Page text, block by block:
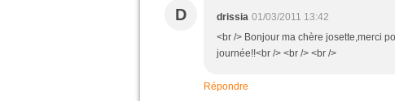
D drissia 01/03/2011 13:42
<br /> Bonjour ma chère josette,merci
journée!!<br /> <br /> <br />
Répondre